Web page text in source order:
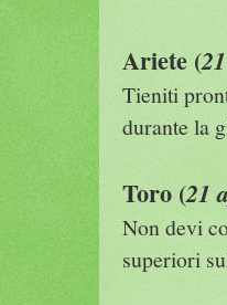
Ariete (
Tieniti
durante la
Toro (21
Non devi
superiori